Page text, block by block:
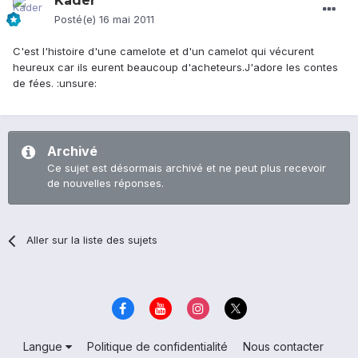
Posté(e) 16 mai 2011
C'est l'histoire d'une camelote et d'un camelot qui vécurent
heureux car ils eurent beaucoup d'acheteurs.J'adore les contes
de fées. :unsure:
Archivé
Ce sujet est désormais archivé et ne peut plus recevoir
de nouvelles réponses.
Aller sur la liste des sujets
Langue Politique de confidentialité
Nous contacter